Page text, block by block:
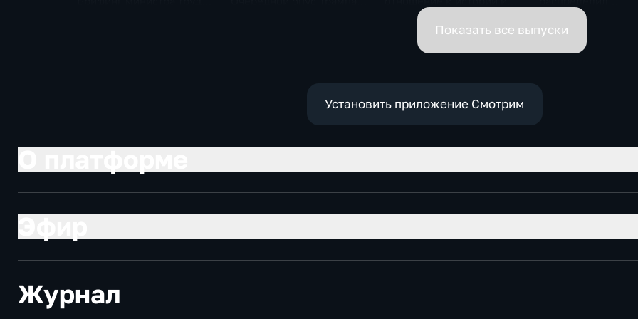
почему
обязанности вице-
премьеров
Показать все выпуски
Установить приложение Смотрим
Журнал